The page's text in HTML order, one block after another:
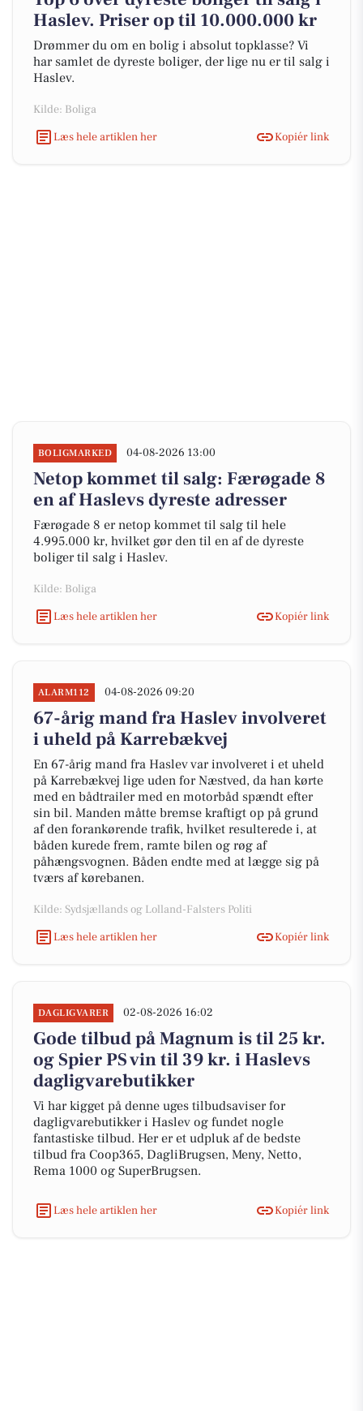
Haslev. Priser op til 10.000.000 kr
Drømmer du om en bolig i absolut topklasse? Vi
har samlet de dyreste boliger, der lige nu er til salg i
Haslev.
Kilde: Boliga
Læs hele artiklen her
Kopiér link
BOLIGMARKED 04-08-2026 13:00
Netop kommet til salg: Færøgade 8
en af Haslevs dyreste adresser
Færøgade 8 er netop kommet til salg til hele
4.995.000 kr, hvilket gør den til en af de dyreste
boliger til salg i Haslev.
Kilde: Boliga
Læs hele artiklen her
Kopiér link
ALARM112 04-08-2026 09:20
67-årig mand fra Haslev involveret
i uheld på Karrebækvej
En 67-årig mand fra Haslev var involveret i et uheld
på Karrebækvej lige uden for Næstved, da han kørte
med en bådtrailer med en motorbåd spændt efter
sin bil. Manden måtte bremse kraftigt op på grund
af den forankørende trafik, hvilket resulterede i, at
båden kurede frem, ramte bilen og røg af
påhængsvognen. Båden endte med at lægge sig på
tværs af kørebanen.
Kilde: Sydsjællands og Lolland-Falsters Politi
Læs hele artiklen her
Kopiér link
DAGLIGVARER 02-08-2026 16:02
Gode tilbud på Magnum is til 25 kr.
og Spier PS vin til 39 kr. i Haslevs
dagligvarebutikker
Vi har kigget på denne uges tilbudsaviser for
dagligvarebutikker i Haslev og fundet nogle
fantastiske tilbud. Her er et udpluk af de bedste
tilbud fra Coop365, DagliBrugsen, Meny, Netto,
Rema 1000 og SuperBrugsen.
Læs hele artiklen her Kopiér link